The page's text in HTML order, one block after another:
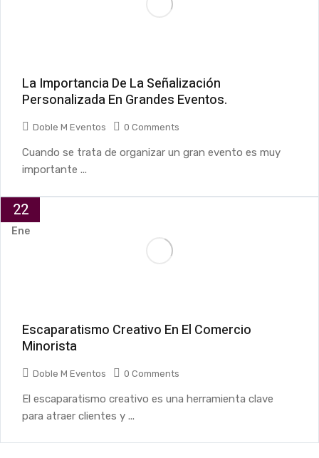
La Importancia De La Señalización
Personalizada En Grandes Eventos.
Doble M Eventos 0 Comments
Cuando se trata de organizar un gran evento es muy
importante ...
22
Ene
Escaparatismo Creativo En El Comercio
Minorista
Doble M Eventos 0 Comments
El escaparatismo creativo es una herramienta clave
para atraer clientes y ...